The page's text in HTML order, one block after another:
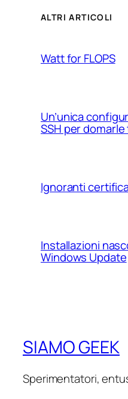
ALTRI ARTICOLI
Watt for FLOPS
Un’unica
SSH per
Ignoranti
Installazioni
Windows Update
SIAMO GEEK
Sperimentatori,